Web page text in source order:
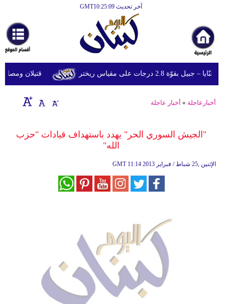
آخر تحديث GMT10:25:09
أخبارعاجلة
رياضة
ثقافة
إقتصاد
وموسيقى
قتيلان ومصابون جراء 14 غارة إسرائيلية على 2.8 درجات على مقياس ريختر
أخبارعاجلة » أخبار عاجلة
"الجيش السوري الحر" يهدد باستهداف قيادات "حزب
الله"
GMT 11:14 2013 الإثنين ,25 شباط / فبراير